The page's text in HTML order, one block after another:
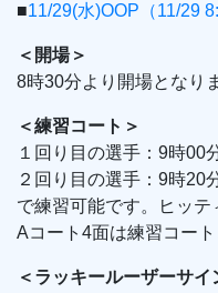
■11/29(水)OOP（11/29
＜開場＞
8時30分より開場となり
＜練習コート＞
１回り目の選手：9時00
２回り目の選手：9時20
で練習可能です。ヒッテ
Aコート4面は練習コート
＜ラッキールーザーサイ